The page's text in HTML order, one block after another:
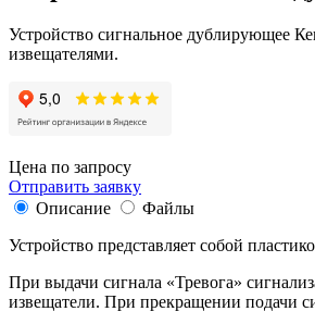
Устройство сигнальное дублирующее
извещателями.
Цена по запросу
Отправить заявку
Описание
Файлы
Устройство представляет собой
При выдачи сигнала «Тревога»
извещатели. При прекращении подачи